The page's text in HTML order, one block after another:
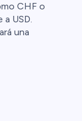
CHF o
USD.
una